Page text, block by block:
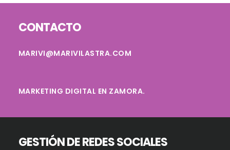
CONTACTO
MARIVI@MARIVILASTRA.COM
MARKETING DIGITAL EN ZAMORA.
GESTIÓN DE REDES SOCIALES